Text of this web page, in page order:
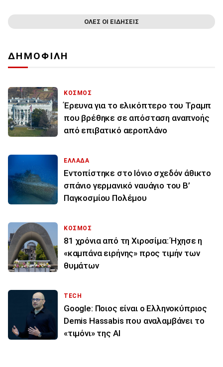
ΟΛΕΣ ΟΙ ΕΙΔΗΣΕΙΣ
ΔΗΜΟΦΙΛΗ
ΚΟΣΜΟΣ
Έρευνα για το ελικόπτερο του Τραμπ
που βρέθηκε σε απόσταση αναπνοής
από επιβατικό αεροπλάνο
ΕΛΛΑΔΑ
Εντοπίστηκε στο Ιόνιο σχεδόν άθικτο
σπάνιο γερμανικό ναυάγιο του Β’
Παγκοσμίου Πολέμου
ΚΟΣΜΟΣ
81 χρόνια από τη Χιροσίμα: Ήχησε η
«καμπάνα ειρήνης» προς τιμήν των
θυμάτων
TECH
Google: Ποιος είναι ο Ελληνοκύπριος
Demis Hassabis που αναλαμβάνει το
«τιμόνι» της ΑΙ